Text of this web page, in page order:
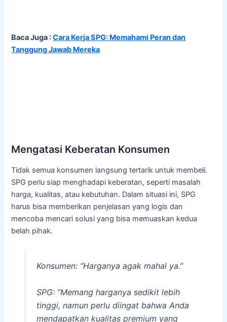
Baca Juga :Cara Kerja SPG: Memahami Peran dan
Tanggung Jawab Mereka
Mengatasi Keberatan Konsumen
Tidak semua konsumen langsung tertarik untuk membeli.
SPG perlu siap menghadapi keberatan, seperti masalah
harga, kualitas, atau kebutuhan. Dalam situasi ini, SPG
harus bisa memberikan penjelasan yang logis dan
mencoba mencari solusi yang bisa memuaskan kedua
belah pihak.
Konsumen: “Harganya agak mahal ya.”
SPG: “Memang harganya sedikit lebih
tinggi, namun perlu diingat bahwa Anda
mendapatkan kualitas premium yang